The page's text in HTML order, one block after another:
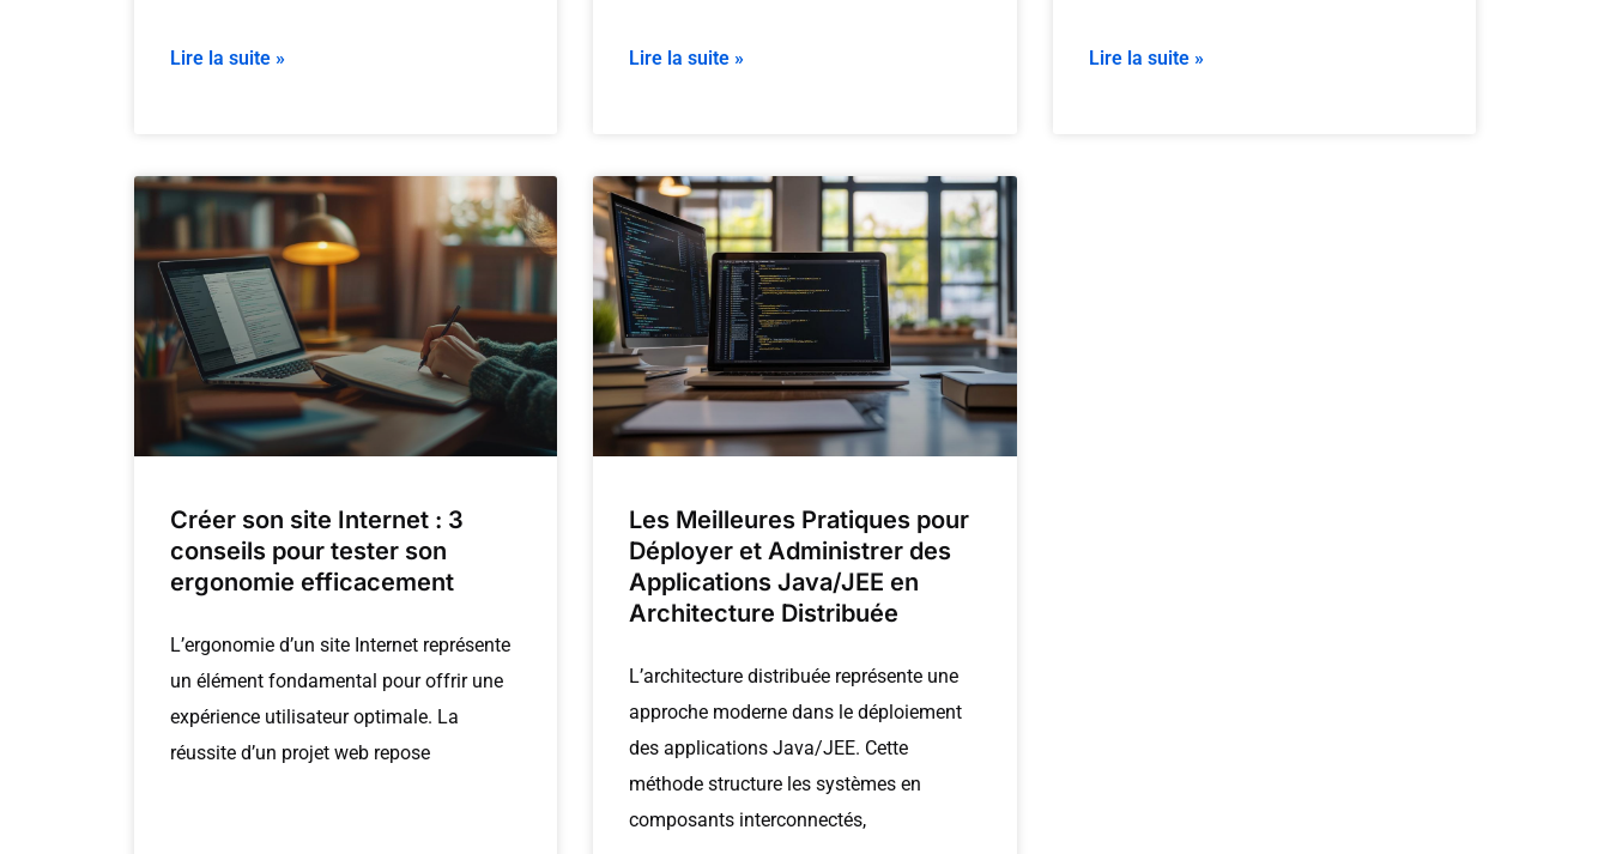
Lire la suite » Lire la suite » Lire la suite »
Créer son site Internet : 3
conseils pour tester son
ergonomie efficacement
L’ergonomie d’un site Internet représente
un élément fondamental pour offrir une
expérience utilisateur optimale. La
réussite d’un projet web repose
Les Meilleures Pratiques pour
Déployer et Administrer des
Applications Java/JEE en
Architecture Distribuée
L’architecture distribuée représente une
approche moderne dans le déploiement
des applications Java/JEE. Cette
méthode structure les systèmes en
composants interconnectés,